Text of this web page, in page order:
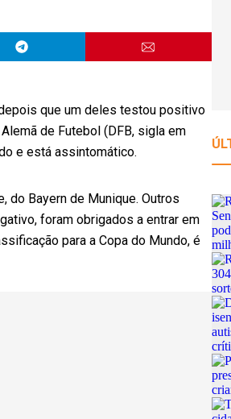
que um deles testou positivo
de Futebol (DFB, sigla em
e está assintomático.
do Bayern de Munique. Outros
foram obrigados a entrar em
para a Copa do Mundo, é